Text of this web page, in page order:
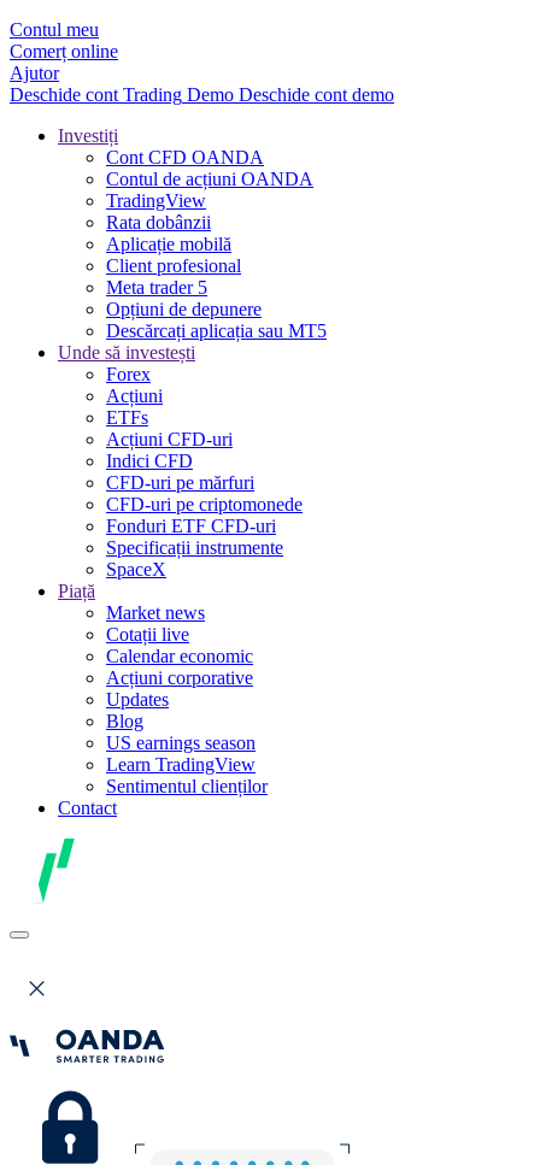
Contul meu
Comerț online
Ajutor
Deschide cont Trading Demo Deschide cont demo
Investiți
Cont CFD OANDA
Contul de acțiuni OANDA
TradingView
Rata dobânzii
Aplicație mobilă
Client profesional
Meta trader 5
Opțiuni de depunere
Descărcați aplicația sau MT5
Unde să investești
Forex
Acțiuni
ETFs
Acțiuni CFD-uri
Indici CFD
CFD-uri pe mărfuri
CFD-uri pe criptomonede
Fonduri ETF CFD-uri
Specificații instrumente
SpaceX
Piață
Market news
Cotații live
Calendar economic
Acțiuni corporative
Updates
Blog
US earnings season
Learn TradingView
Sentimentul clienților
Contact